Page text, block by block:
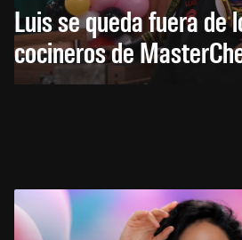
Luis se queda fuera de
cocineros de